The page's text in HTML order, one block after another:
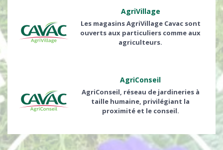
AgriVillage
Les magasins AgriVillage Cavac sont
ouverts aux particuliers comme aux
agriculteurs.
AgriConseil
AgriConseil, réseau de jardineries à
taille humaine, privilégiant la
proximité et le conseil.